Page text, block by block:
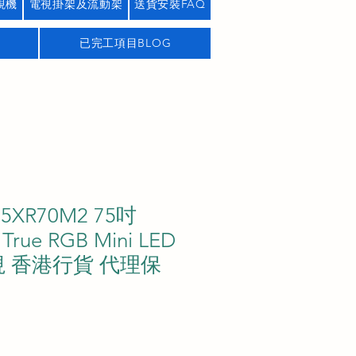
機 電視掛架及流動架 送貨安裝FAQ
已完工項目BLOG
75吋
RGB Mini LED
香港行貨 代理保